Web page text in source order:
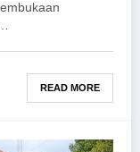
READ MORE